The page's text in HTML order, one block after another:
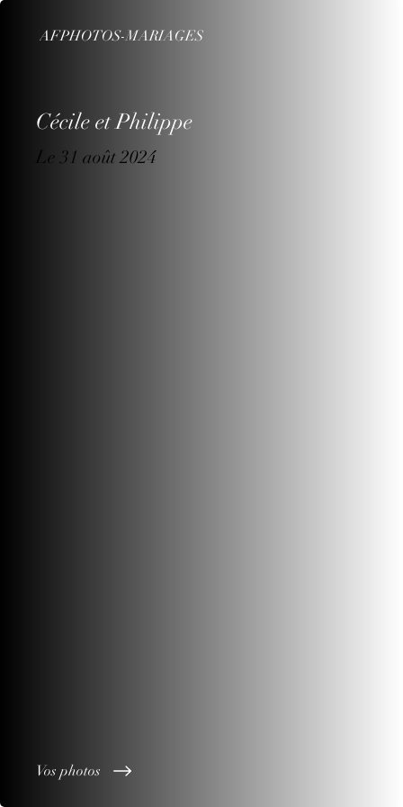
Le 31 août 2024
Cécile et Philippe
AFPHOTOS-MARIAGES
Vos photos